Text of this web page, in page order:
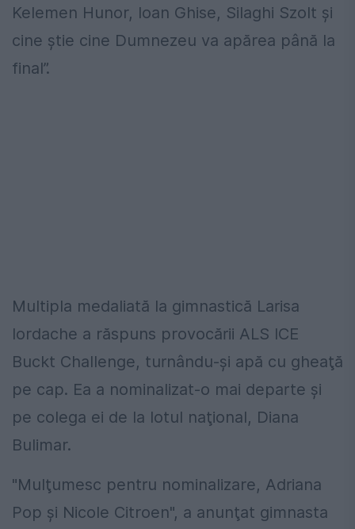
Kelemen Hunor, Ioan Ghise, Silaghi Szolt și
cine știe cine Dumnezeu va apărea până la
final”.
Multipla medaliată la gimnastică Larisa
Iordache a răspuns provocării ALS ICE
Buckt Challenge, turnându-şi apă cu gheaţă
pe cap. Ea a nominalizat-o mai departe şi
pe colega ei de la lotul naţional, Diana
Bulimar.
"Mulţumesc pentru nominalizare, Adriana
Pop şi Nicole Citroen", a anunţat gimnasta